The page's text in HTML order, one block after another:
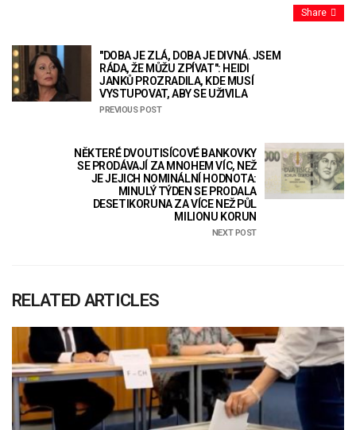
Share
"DOBA JE ZLÁ, DOBA JE DIVNÁ. JSEM
RÁDA, ŽE MŮŽU ZPÍVAT": HEIDI
JANKŮ PROZRADILA, KDE MUSÍ
VYSTUPOVAT, ABY SE UŽIVILA
PREVIOUS POST
NĚKTERÉ DVOUTISÍCOVÉ BANKOVKY
SE PRODÁVAJÍ ZA MNOHEM VÍC, NEŽ
JE JEJICH NOMINÁLNÍ HODNOTA:
MINULÝ TÝDEN SE PRODALA
DESETIKORUNA ZA VÍCE NEŽ PŮL
MILIONU KORUN
NEXT POST
RELATED ARTICLES